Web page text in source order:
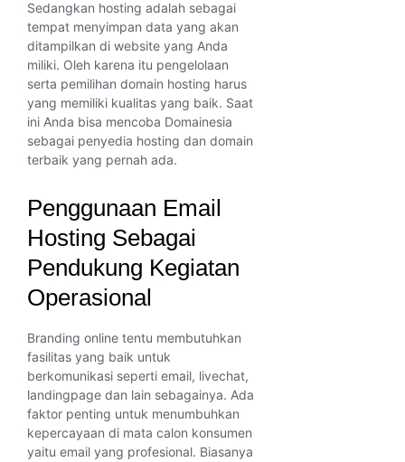
Sedangkan hosting adalah sebagai
tempat menyimpan data yang akan
ditampilkan di website yang Anda
miliki. Oleh karena itu pengelolaan
serta pemilihan domain hosting harus
yang memiliki kualitas yang baik. Saat
ini Anda bisa mencoba Domainesia
sebagai penyedia hosting dan domain
terbaik yang pernah ada.
Penggunaan Email
Hosting Sebagai
Pendukung Kegiatan
Operasional
Branding online tentu membutuhkan
fasilitas yang baik untuk
berkomunikasi seperti email, livechat,
landingpage dan lain sebagainya. Ada
faktor penting untuk menumbuhkan
kepercayaan di mata calon konsumen
yaitu email yang profesional. Biasanya